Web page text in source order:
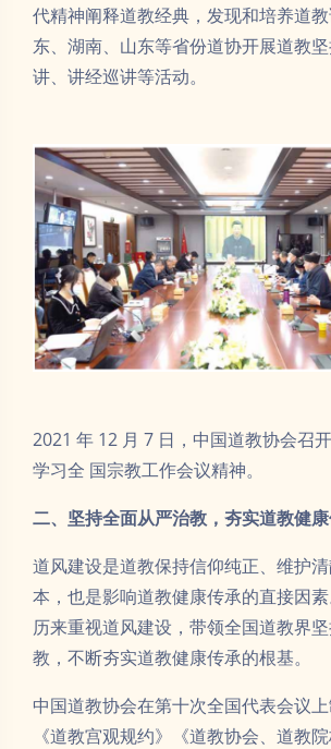
代精神阐释道教经典，发现和培养道
东、湖南、山东等省份道协开展道教
讲、讲经巡讲等活动。
2021 年 12 月 7 日，中国道教协会召
学习全 国宗教工作会议精神。
二、坚持全面从严治教，夯实道教健
道风建设是道教保持信仰纯正、维护
本，也是影响道教健康传承的直接因
历来重视道风建设，带领全国道教界
教，不断夯实道教健康传承的根基。
中国道教协会在第十次全国代表会议
《道教宫观规约》《道教协会、道教